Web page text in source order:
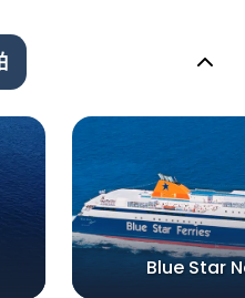
Blue Star